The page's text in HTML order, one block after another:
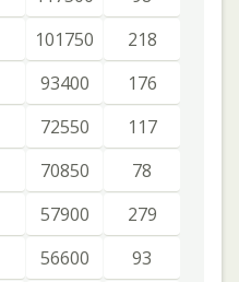
101750
218
93400
176
72550
117
70850
78
57900
279
56600
93